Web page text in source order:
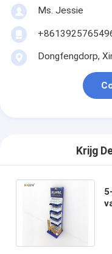
Ms. Jessie
Dongfengdorp,
Krijg